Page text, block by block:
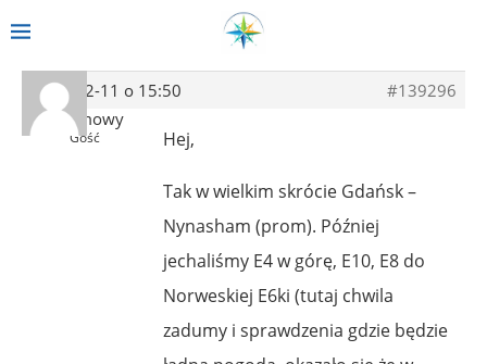
2014-02-11 o 15:50
#139296
Anonimowy
Gość Hej,
Tak w wielkim skrócie Gdańsk –
Nynasham (prom). Później
jechaliśmy E4 w górę, E10, E8 do
Norweskiej E6ki (tutaj chwila
zadumy i sprawdzenia gdzie będzie